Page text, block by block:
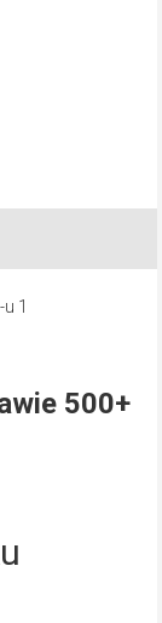
500+